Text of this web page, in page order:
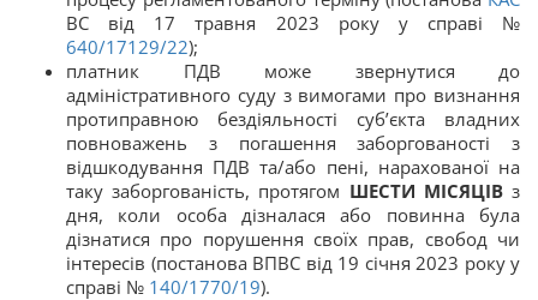
ВС від 17 травня 2023 року у справі №
640/17129/22);
платник ПДВ може звернутися до
адміністративного суду з вимогами про визнання
протиправною бездіяльності суб’єкта владних
повноважень з погашення заборгованості з
відшкодування ПДВ та/або пені, нарахованої на
таку заборгованість, протягом ШЕСТИ МІСЯЦІВз
дня, коли особа дізналася або повинна була
дізнатися про порушення своїх прав, свобод чи
інтересів (постанова ВПВС від 19 січня 2023 року у
справі № 140/1770/19).